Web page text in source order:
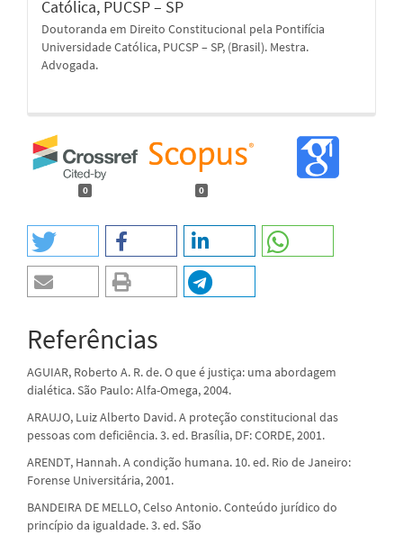
Católica, PUCSP – SP
Doutoranda em Direito Constitucional pela Pontifícia
Universidade Católica, PUCSP – SP, (Brasil). Mestra.
Advogada.
0 0
Referências
AGUIAR, Roberto A. R. de. O que é justiça: uma abordagem
dialética. São Paulo: Alfa-Omega, 2004.
ARAUJO, Luiz Alberto David. A proteção constitucional das
pessoas com deficiência. 3. ed. Brasília, DF: CORDE, 2001.
ARENDT, Hannah. A condição humana. 10. ed. Rio de Janeiro:
Forense Universitária, 2001.
BANDEIRA DE MELLO, Celso Antonio. Conteúdo jurídico do
princípio da igualdade. 3. ed. São